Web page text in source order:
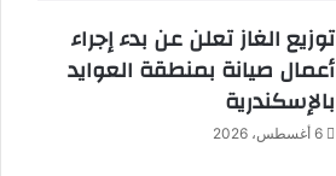
توزيع الغاز تعلن عن بدء إجراء
أعمال صيانة بمنطقة العوايد
بالإسكندرية
6 أغسطس، 2026